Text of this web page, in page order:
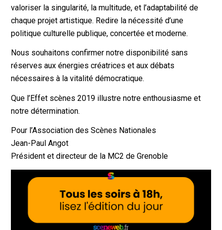
valoriser la singularité, la multitude, et l’adaptabilité de
chaque projet artistique. Redire la nécessité d’une
politique culturelle publique, concertée et moderne.
Nous souhaitons confirmer notre disponibilité sans
réserves aux énergies créatrices et aux débats
nécessaires à la vitalité démocratique.
Que l’Effet scènes 2019 illustre notre enthousiasme et
notre détermination.
Pour l’Association des Scènes Nationales
Jean-Paul Angot
Président et directeur de la MC2 de Grenoble